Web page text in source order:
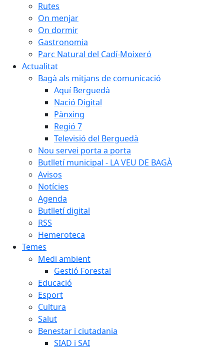
Rutes
On menjar
On dormir
Gastronomia
Parc Natural del Cadí-Moixeró
Actualitat
Bagà als mitjans de comunicació
Aquí Berguedà
Nació Digital
Pànxing
Regió 7
Televisió del Berguedà
Nou servei porta a porta
Butlletí municipal - LA VEU DE BAGÀ
Avisos
Notícies
Agenda
Butlletí digital
RSS
Hemeroteca
Temes
Medi ambient
Gestió Forestal
Educació
Esport
Cultura
Salut
Benestar i ciutadania
SIAD i SAI